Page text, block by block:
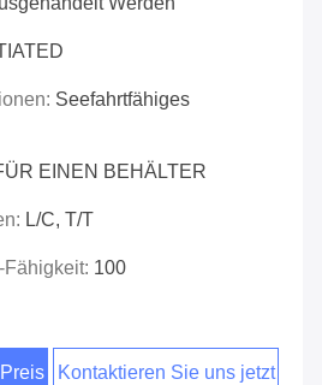
Seefahrtfähiges
EINEN BEHÄLTER
L/C, T/T
100
Kontaktieren Sie uns jetzt